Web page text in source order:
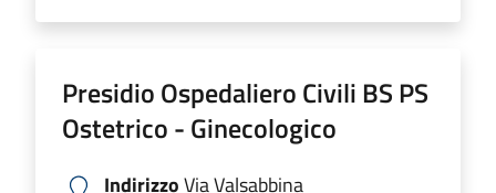
Presidio Ospedaliero Civili BS PS
Ostetrico - Ginecologico
IndirizzoVia Valsabbina